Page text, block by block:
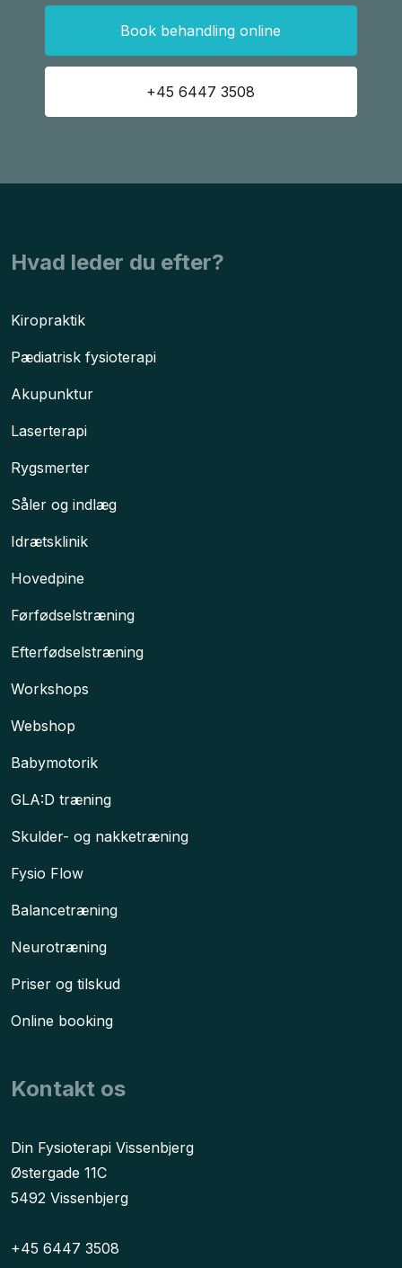
Book behandling online
+45 6447 3508
​Hvad leder du efter?
Kiropraktik
Pædiatrisk fysioterapi
Akupunktur
Laserterapi
​Rygsmerter
Såler og indlæg
Idrætsklinik
Hovedpine​
Førfødselstræning
Efterfødselstræning
Workshops​
Webshop
Babymotorik
GLA:D træning
Skulder- og nakketræning
Fysio Flow
Balancetræning
Neurotræning
Priser og tilskud
Online booking
Kontakt os
​Din Fysioterapi Vissenbjerg
Østergade 11C
5492 Vissenbjerg
+45 6447 3508